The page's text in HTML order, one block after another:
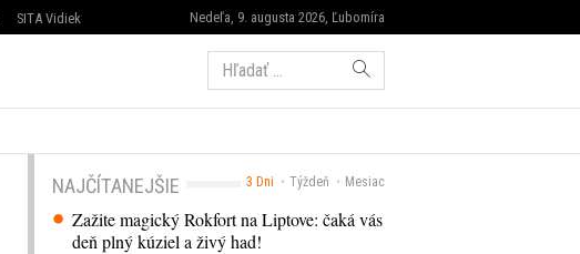
Nedeľa, 9. augusta 2026, Ľubomíra
SITA Vidiek
Hľadať:
3 Dni Týždeň Mesiac
NAJČÍTANEJŠIE
Zažite magický Rokfort na Liptove: čaká vás
deň plný kúziel a živý had!